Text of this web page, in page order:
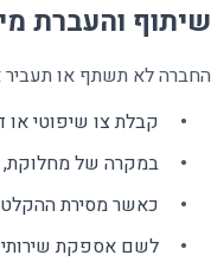
שיתוף והעברת
החברה לא תשתף או תעביר
קבלת צו שיפוטי
במקרה של מחלוקת,
כאשר מסירת
לשם אספקת שירותים